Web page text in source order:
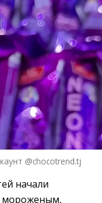
@chocotrend.tj
начали
мороженым,